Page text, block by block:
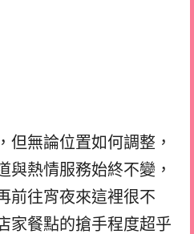
但無論位置如何調整，
與熱情服務始終不變，
前往宵夜來這裡很不
家餐點的搶手程度超乎